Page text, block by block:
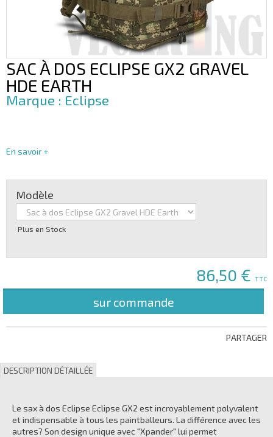
SAC À DOS ECLIPSE GX2 GRAVEL
HDE EARTH
Eclipse
En savoir +
Modèle
Plus en Stock
86,50 € TTC
sur commande
PARTAGER
DESCRIPTION DÉTAILLÉE
Le sax à dos Eclipse Eclipse GX2 est incroyablement polyvalent
et indispensable à tous les paintballeurs. La différence avec les
autres? Son design unique avec "Xpander" lui permet